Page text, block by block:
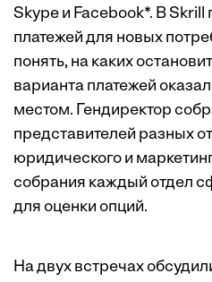
Skype и Facebook*. В
платежей для новых
понять, на каких
варианта платежей
местом. Гендиректор
представителей разных
юридического и
собрания каждый отдел
для оценки опций.
На двух встречах